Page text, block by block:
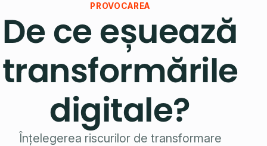
PROVOCAREA
De ce eșuează
transformările
digitale?
Înțelegerea riscurilor de transformare